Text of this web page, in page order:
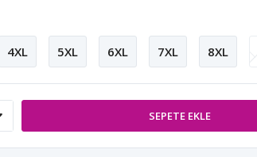
4XL 5XL 6XL 7XL 8XL
SEPETE EKLE